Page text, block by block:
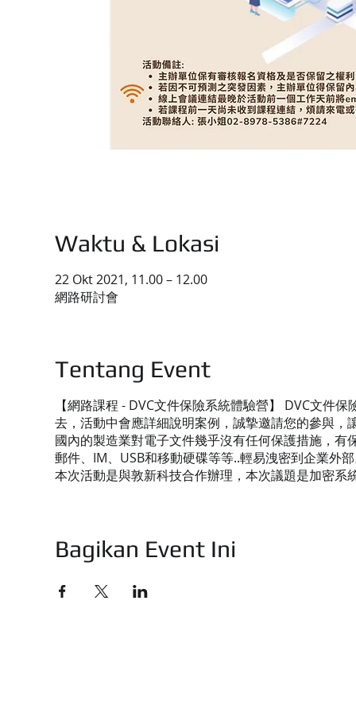
Waktu & Lokasi
22 Okt 2021, 11.00 – 12.00
網路研討會
Tentang Event
【網路課程 - DVC文件保險系統體驗營】 DVC文件
去，活動中會應詳細說明案例，誠摯邀請您的參與，
國內的製造業對電子文件幾乎沒有任何保護措施，
郵件、IM、USB和移動硬碟等等..輕易洩密到企業外
本次活動是與敦新科技合作辦理，本次議題是加密系
Bagikan Event Ini